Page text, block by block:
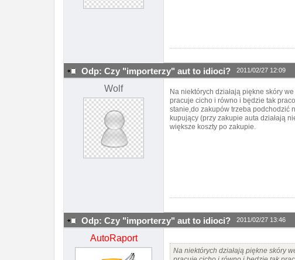
Odp: Czy "importerzy" aut to idioci? 2011/02/27 12:09
Wolf
Na niektórych działają piękne skóry
pracuje cicho i równo i będzie tak
stanie,do zakupów trzeba podchodzić
kupujący (przy zakupie auta działają
większe koszty po zakupie.
Odp: Czy "importerzy" aut to idioci? 2011/02/27 13:46
AutoRaport
Na niektórych działają piękne skóry